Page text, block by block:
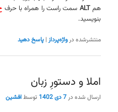
همALT سمت راست را همراه با حرف
بنویسید.
منتشرشده در واژه‌پرداز |پاسخ دهید
املا و دستورِ زبان
ارسال شده در7 دی 1402 توسطافشین